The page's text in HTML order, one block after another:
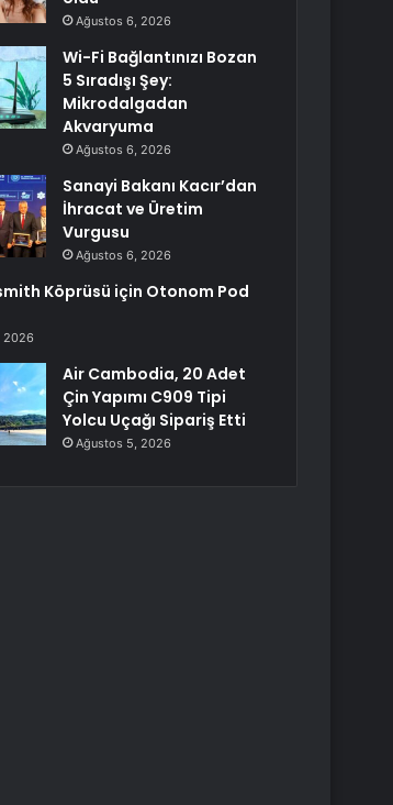
Ağustos 6, 2026
Wi-Fi Bağlantınızı Bozan
5 Sıradışı Şey:
Mikrodalgadan
Akvaryuma
Ağustos 6, 2026
Sanayi Bakanı Kacır’dan
İhracat ve Üretim
Vurgusu
Ağustos 6, 2026
Köprüsü için Otonom Pod
2026
Air Cambodia, 20 Adet
Çin Yapımı C909 Tipi
Yolcu Uçağı Sipariş Etti
Ağustos 5, 2026